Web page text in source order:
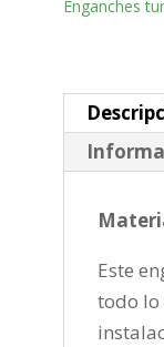
Bola
2009-
2016
cantidad
Enganches
Este
todo lo